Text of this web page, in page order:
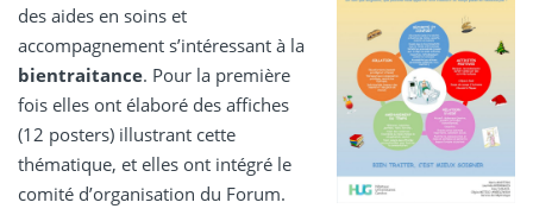
des aides en soins et
accompagnement s’intéressant à la
bientraitance. Pour la première
fois elles ont élaboré des affiches
(12 posters) illustrant cette
thématique, et elles ont intégré le
comité d’organisation du Forum.